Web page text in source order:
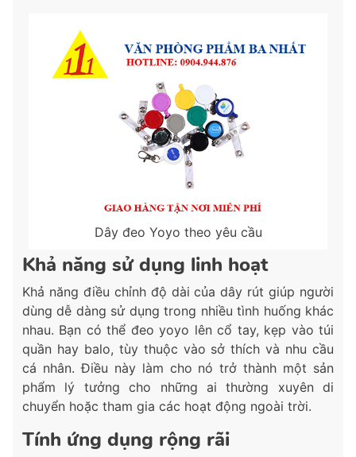
Dây đeo Yoyo theo yêu cầu
Khả năng sử dụng linh hoạt
Khả năng điều chỉnh độ dài của dây rút giúp người
dùng dễ dàng sử dụng trong nhiều tình huống khác
nhau. Bạn có thể đeo yoyo lên cổ tay, kẹp vào túi
quần hay balo, tùy thuộc vào sở thích và nhu cầu
cá nhân. Điều này làm cho nó trở thành một sản
phẩm lý tưởng cho những ai thường xuyên di
chuyển hoặc tham gia các hoạt động ngoài trời.
Tính ứng dụng rộng rãi